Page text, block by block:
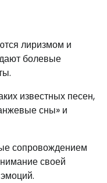
лиризмом и
болевые
известных песен,
сны» и
сопровождением
своей